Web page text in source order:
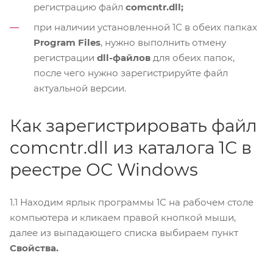
регистрацию файл comcntr.dll;
при наличии установленной 1С в обеих папках
Program Files, нужно выполнить отмену
регистрации dll-файлов для обеих папок,
после чего нужно зарегистрируйте файл
актуальной версии.
Как зарегистрировать файл
comcntr.dll из каталога 1С в
реестре ОС Windows
1.1 Находим ярлык программы 1С на рабочем столе
компьютера и кликаем правой кнопкой мыши,
далее из выпадающего списка выбираем пункт
Свойства.